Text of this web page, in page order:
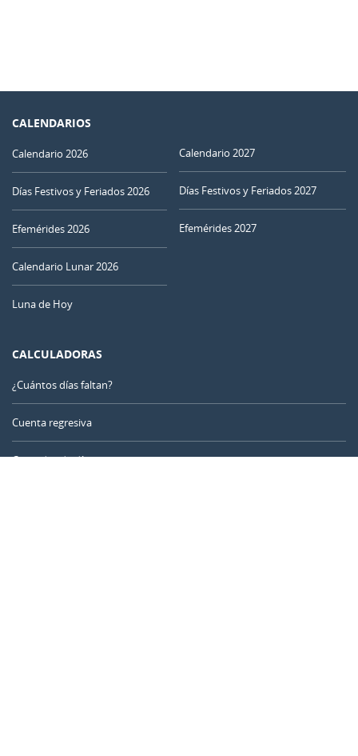
CALENDARIOS
Calendario 2026
Días Festivos y Feriados 2026
Efemérides 2026
Calendario Lunar 2026
Luna de Hoy
Calendario 2027
Días Festivos y Feriados 2027
Efemérides 2027
CALCULADORAS
¿Cuántos días faltan?
Cuenta regresiva
Contador de días